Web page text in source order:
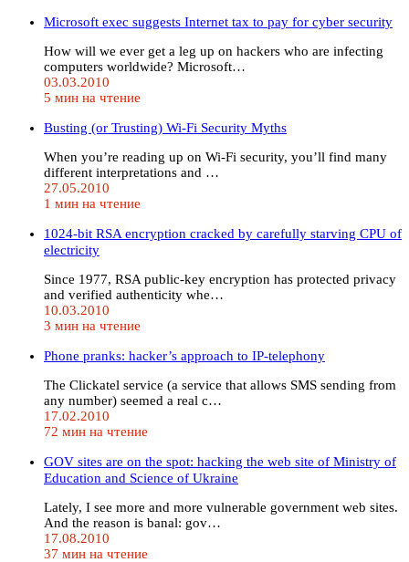
Microsoft exec suggests Internet tax to pay for cyber security
How will we ever get a leg up on hackers who are infecting
computers worldwide? Microsoft…
03.03.2010
5 мин на чтение
Busting (or Trusting) Wi-Fi Security Myths
When you’re reading up on Wi-Fi security, you’ll find many
different interpretations and …
27.05.2010
1 мин на чтение
1024-bit RSA encryption cracked by carefully starving CPU of
electricity
Since 1977, RSA public-key encryption has protected privacy
and verified authenticity whe…
10.03.2010
3 мин на чтение
Phone pranks: hacker’s approach to IP-telephony
The Clickatel service (a service that allows SMS sending from
any number) seemed a real c…
17.02.2010
72 мин на чтение
GOV sites are on the spot: hacking the web site of Ministry of
Education and Science of Ukraine
Lately, I see more and more vulnerable government web sites.
And the reason is banal: gov…
17.08.2010
37 мин на чтение